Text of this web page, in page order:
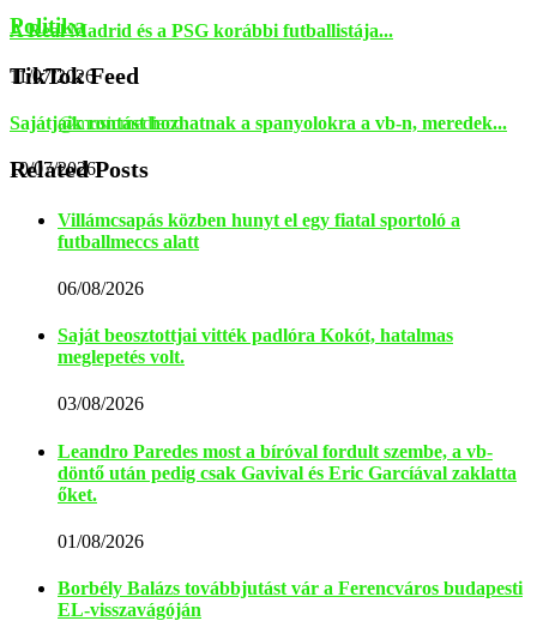
A Real Madrid és a PSG korábbi futballistája...
11/07/2026
Sajátjaik rontást hozhatnak a spanyolokra a vb-n, meredek...
10/07/2026
Politika
TikTok Feed
@musicmediaco
Related Posts
Villámcsapás közben hunyt el egy fiatal sportoló a
futballmeccs alatt
06/08/2026
Saját beosztottjai vitték padlóra Kokót, hatalmas
meglepetés volt.
03/08/2026
Leandro Paredes most a bíróval fordult szembe, a vb-
döntő után pedig csak Gavival és Eric Garcíával zaklatta
őket.
01/08/2026
Borbély Balázs továbbjutást vár a Ferencváros budapesti
EL-visszavágóján